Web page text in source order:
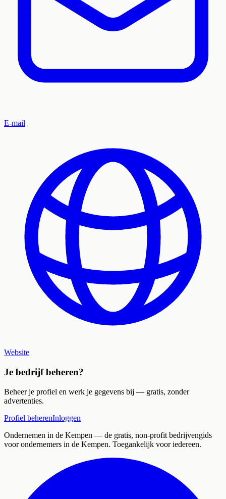
E-mail
Website
Je bedrijf beheren?
Beheer je profiel en werk je gegevens bij — gratis, zonder
advertenties.
Profiel beherenInloggen
Ondernemen in de Kempen — de gratis, non-profit bedrijvengids
voor ondernemers in de Kempen. Toegankelijk voor iedereen.